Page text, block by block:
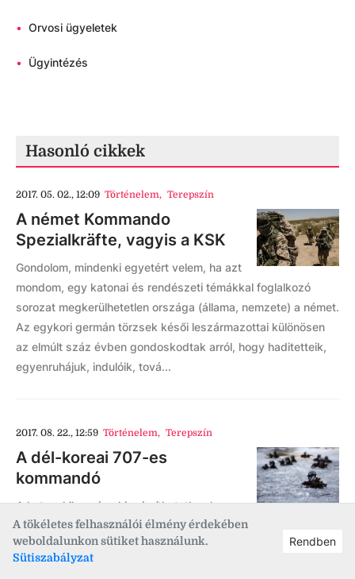
A tökéletes felhasználói élmény érdekében
weboldalunkon sütiket használunk.
Sütiszabályzat
Rendben
• Orvosi ügyeletek
• Ügyintézés
Hasonló cikkek
2017. 05. 02., 12:09 Történelem, Terepszín
A német Kommando
Spezialkräfte, vagyis a KSK
Gondolom, mindenki egyetért velem, ha azt
mondom, egy katonai és rendészeti témákkal foglalkozó
sorozat megkerülhetetlen országa (állama, nemzete) a német.
Az egykori germán törzsek késői leszármazottai különösen
az elmúlt száz évben gondoskodtak arról, hogy haditetteik,
egyenruhájuk, indulóik, tová...
2017. 08. 22., 12:59 Történelem, Terepszín
A dél-koreai 707-es
kommandó
A hatvankilenc éve kiszámíthatatlanul
viselkedő északi szomszéd és testvérnemzet közvetlen
szomszédságában élő dél-koreaiak az elmúlt évtizedekben
kénytelenek voltak egy ütőképes hadsereget összegründolni